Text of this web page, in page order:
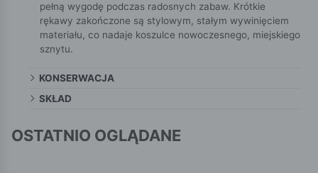
pełną wygodę podczas radosnych zabaw. Krótkie
rękawy zakończone są stylowym, stałym wywinięciem
materiału, co nadaje koszulce nowoczesnego, miejskiego
sznytu.
KONSERWACJA
SKŁAD
OSTATNIO OGLĄDANE